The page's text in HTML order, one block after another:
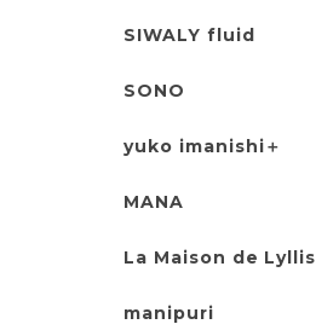
SIWALY fluid
SONO
yuko imanishi＋
MANA
La Maison de Lyllis
manipuri